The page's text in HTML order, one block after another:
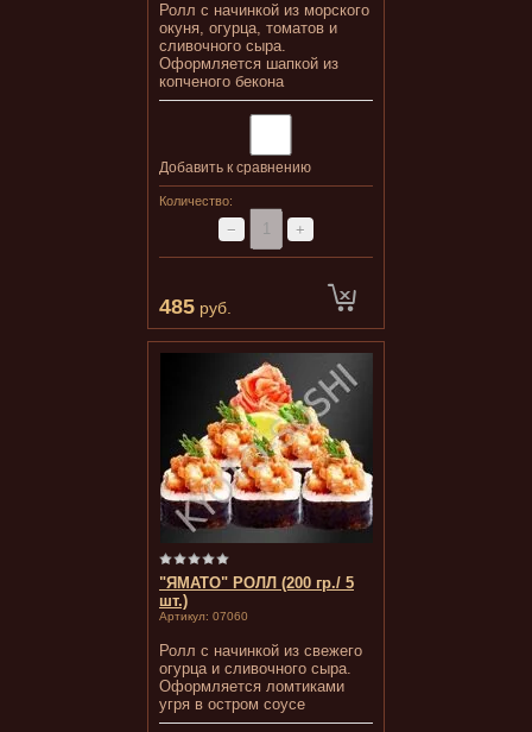
Ролл с начинкой из морского
окуня, огурца, томатов и
сливочного сыра.
Оформляется шапкой из
копченого бекона
Добавить к сравнению
Количество:
− +
485 руб.
"ЯМАТО" РОЛЛ (200 гр./ 5
шт.)
Артикул: 07060
Ролл с начинкой из свежего
огурца и сливочного сыра.
Оформляется ломтиками
угря в остром соусе